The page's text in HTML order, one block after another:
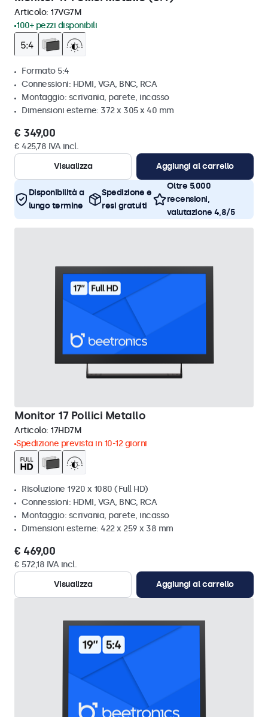
Articolo: 17VG7M
100+ pezzi disponibili
Formato 5:4
Connessioni: HDMI, VGA, BNC, RCA
Montaggio: scrivania, parete, incasso
Dimensioni esterne: 372 x 305 x 40 mm
€ 349,00
€ 425,78 IVA incl.
Visualizza
Aggiungi al carrello
Disponibilità a
lungo termine
Spedizione e
resi gratuiti
Oltre 5.000
recensioni,
valutazione 4,8/5
Monitor 17 Pollici Metallo
Articolo: 17HD7M
Spedizione prevista in 10-12 giorni
Risoluzione 1920 x 1080 (Full HD)
Connessioni: HDMI, VGA, BNC, RCA
Montaggio: scrivania, parete, incasso
Dimensioni esterne: 422 x 259 x 38 mm
€ 469,00
€ 572,18 IVA incl.
Visualizza
Aggiungi al carrello